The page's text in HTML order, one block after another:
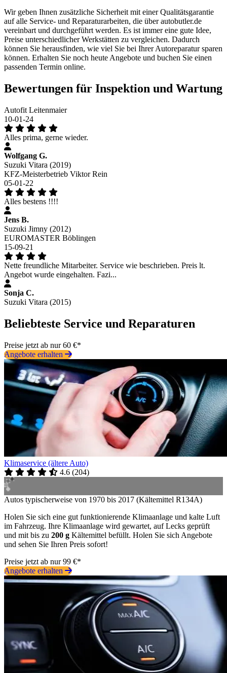
Wir geben Ihnen zusätzliche Sicherheit mit einer Qualitätsgarantie
auf alle Service- und Reparaturarbeiten, die über autobutler.de
vereinbart und durchgeführt werden. Es ist immer eine gute Idee,
Preise unterschiedlicher Werkstätten zu vergleichen. Dadurch
können Sie herausfinden, wie viel Sie bei Ihrer Autoreparatur sparen
können. Erhalten Sie noch heute Angebote und buchen Sie einen
passenden Termin online.
Bewertungen für Inspektion und Wartung
Autofit Leitenmaier
10-01-24
Alles prima, gerne wieder.
Wolfgang G.
Suzuki Vitara (2019)
KFZ-Meisterbetrieb Viktor Rein
05-01-22
Alles bestens !!!!
Jens B.
Suzuki Jimny (2012)
EUROMASTER Böblingen
15-09-21
Nette freundliche Mitarbeiter. Service wie beschrieben. Preis lt.
Angebot wurde eingehalten. Fazi...
Sonja C.
Suzuki Vitara (2015)
Beliebteste Service und Reparaturen
Preise jetzt ab nur 60 €*
Angebote erhalten
Klimaservice (ältere Auto)
4.6 (204)
Autos typischerweise von 1970 bis 2017 (Kältemittel R134A)
Holen Sie sich eine gut funktionierende Klimaanlage und kalte Luft
im Fahrzeug. Ihre Klimaanlage wird gewartet, auf Lecks geprüft
und mit bis zu 200 g Kältemittel befüllt. Holen Sie sich Angebote
und sehen Sie Ihren Preis sofort!
Preise jetzt ab nur 99 €*
Angebote erhalten